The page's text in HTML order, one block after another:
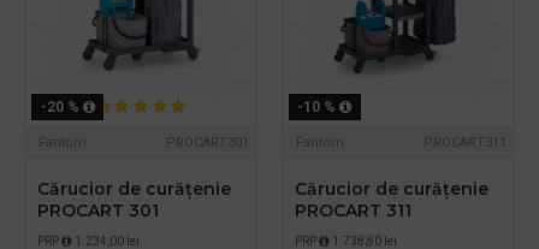
-20 %
Fantom PROCART301
Cărucior de curățenie
PROCART 301
PRP 1.234,00 lei
-10 %
Fantom PROCART311
Cărucior de curățenie
PROCART 311
PRP 1.738,80 lei